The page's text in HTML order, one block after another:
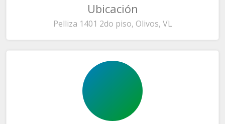
Ubicación
Pelliza 1401 2do piso, Olivos, VL